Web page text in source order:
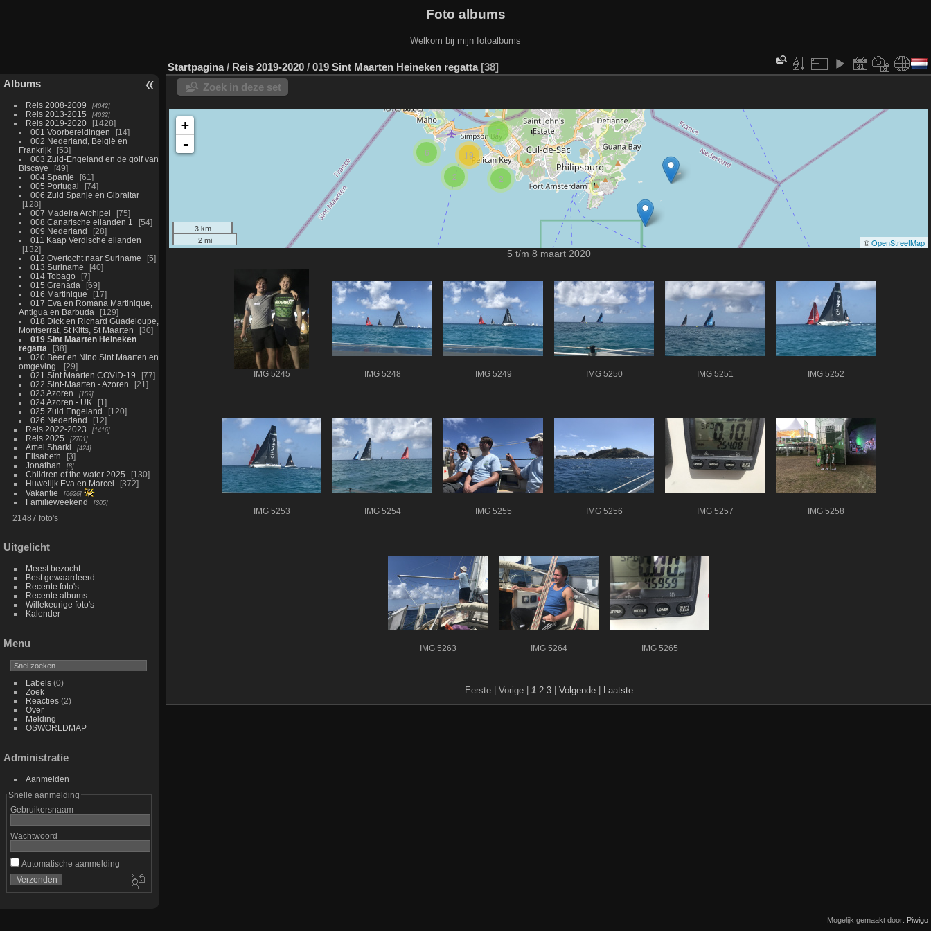
Foto albums
Welkom bij mijn fotoalbums
Albums
Reis 2008-2009 4042
Reis 2013-2015 4032
Reis 2019-2020
1428
001 Voorbereidingen
14
002 Nederland, België en
Frankrijk
53
003 Zuid-Engeland en de golf van
Biscaye
49
004 Spanje
61
005 Portugal
74
006 Zuid Spanje en Gibraltar
128
007 Madeira Archipel
75
008 Canarische eilanden 1
54
009 Nederland
28
011 Kaap Verdische eilanden
132
012 Overtocht naar Suriname
5
013 Suriname
40
014 Tobago
7
015 Grenada
69
016 Martinique
17
017 Eva en Romana Martinique,
Antigua en Barbuda
129
018 Dick en Richard Guadeloupe,
Montserrat, St Kitts, St Maarten
30
019 Sint Maarten Heineken
regatta
38
020 Beer en Nino Sint Maarten en
omgeving.
29
021 Sint Maarten COVID-19
77
022 Sint-Maarten - Azoren
21
023 Azoren
159
024 Azoren - UK
1
025 Zuid Engeland
120
026 Nederland
12
Reis 2022-2023
1416
Reis 2025 2701
Amel Sharki 424
Elisabeth
3
Jonathan
8
Children of the water 2025
130
Huwelijk Eva en Marcel
372
Vakantie
6626
Familieweekend 305
21487 foto's
Uitgelicht
Meest bezocht
Best gewaardeerd
Recente foto's
Recente albums
Willekeurige foto's
Kalender
Menu
Labels(0)
Zoek
Reacties(2)
Over
Melding
OSWORLDMAP
Administratie
Aanmelden
Snelle aanmelding
Gebruikersnaam
Wachtwoord
Automatische aanmelding
Startpagina/ Reis 2019-2020 / 019 Sint Maarten Heineken regatta 38
Zoek in deze set
2
6
2
7
19
+
-
3 km
2 mi
©OpenStreetMap
5 t/m 8 maart 2020
IMG 5245 IMG 5248 IMG 5249 IMG 5250 IMG 5251 IMG 5252
IMG 5253 IMG 5254 IMG 5255 IMG 5256 IMG 5257 IMG 5258
IMG 5263 IMG 5264 IMG 5265
Eerste | Vorige | 1 2 3 Volgende Laatste
Mogelijk gemaakt door: Piwigo